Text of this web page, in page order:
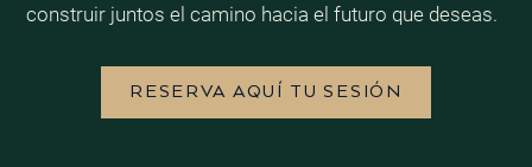
construir juntos el camino hacia el futuro que deseas.
RESERVA AQUÍ TU SESIÓN